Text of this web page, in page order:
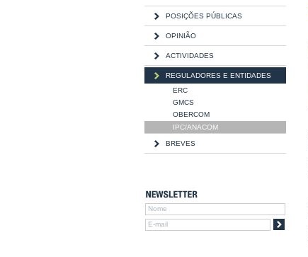
POSIÇÕES PÚBLICAS
OPINIÃO
ACTIVIDADES
REGULADORES E ENTIDADES
ERC
GMCS
OBERCOM
IPC/ANACOM
BREVES